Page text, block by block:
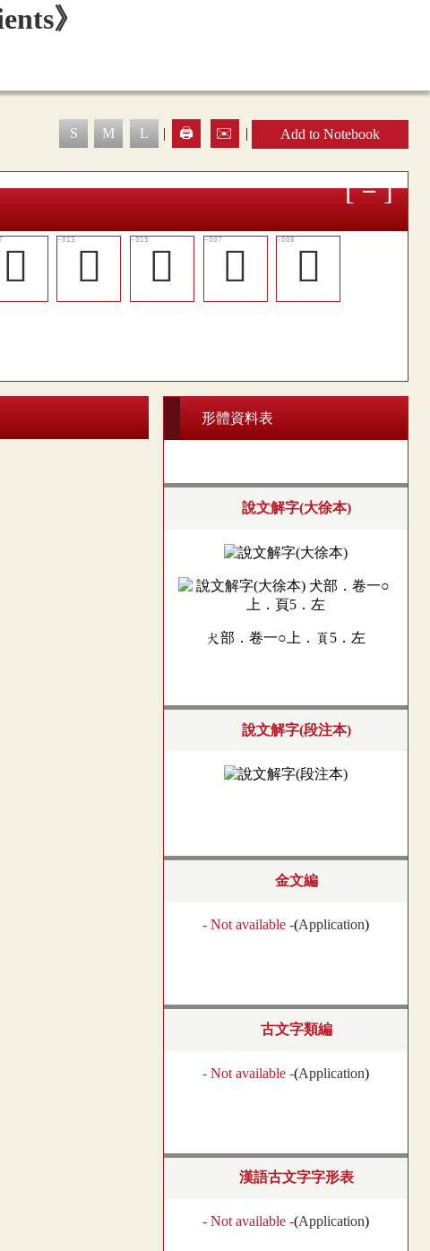
S M L | 🖨️ ✉️ | Add to Notebook
󳨐 󳨌 󳨒 󳨇
󳨈
形體資料表
說文解字(大徐本)
犬部．卷一○上．頁5．左
說文解字(段注本)
金文編
- Not available -(Application)
古文字類編
- Not available -(Application)
漢語古文字字形表
- Not available -(Application)